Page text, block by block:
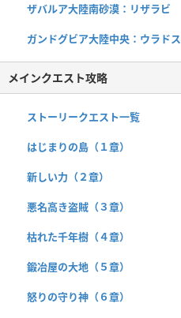
ザバルア大陸南砂漠：リザラビ
ガンドグビア大陸中央：ウラド
メインクエスト攻略
ストーリークエスト一覧
はじまりの島（１章）
新しい力（２章）
悪名高き盗賊（３章）
枯れた千年樹（４章）
鍛冶屋の大地（５章）
怒りの守り神（６章）